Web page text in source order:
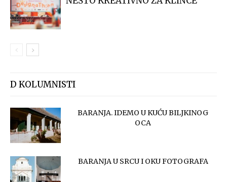
D KOLUMNISTI
BARANJA. IDEMO U KUĆU BILJKINOG
OCA
BARANJA U SRCU I OKU FOTOGRAFA